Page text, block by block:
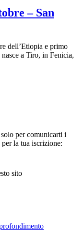
– San
dell’Etiopia e primo
a Tiro, in Fenicia,
per comunicarti i
la tua iscrizione:
sito